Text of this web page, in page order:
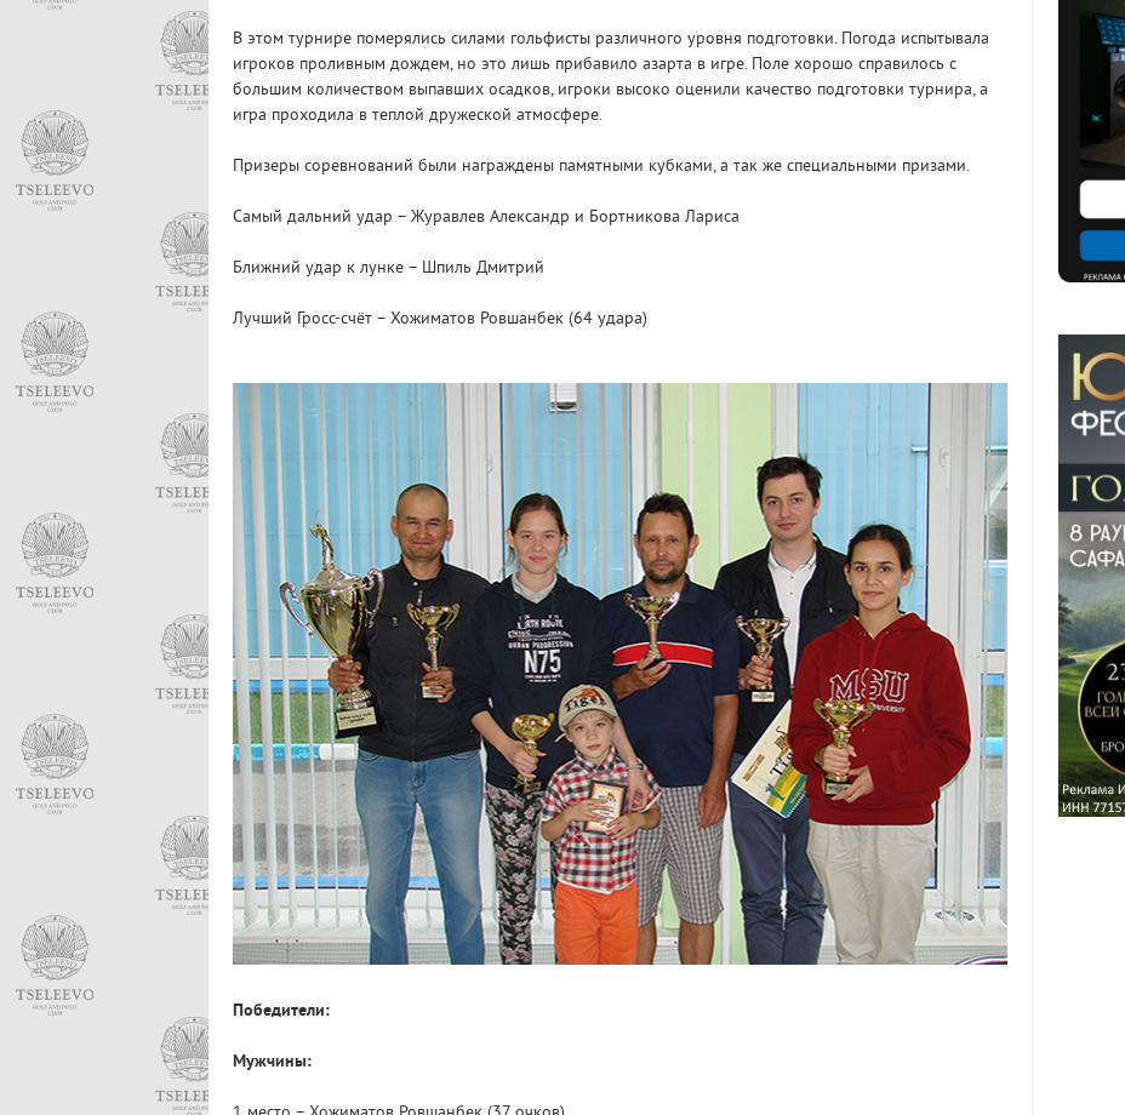
В этом турнире померялись силами гольфисты различного уровня подготовки. Погода испытывала
игроков проливным дождем, но это лишь прибавило азарта в игре. Поле хорошо справилось с
большим количеством выпавших осадков, игроки высоко оценили качество подготовки турнира, а
игра проходила в теплой дружеской атмосфере.
Призеры соревнований были награждены памятными кубками, а так же специальными призами.
Самый дальний удар – Журавлев Александр и Бортникова Лариса
Ближний удар к лунке – Шпиль Дмитрий
Лучший Гросс-счёт – Хожиматов Ровшанбек (64 удара)
Победители:
Мужчины: